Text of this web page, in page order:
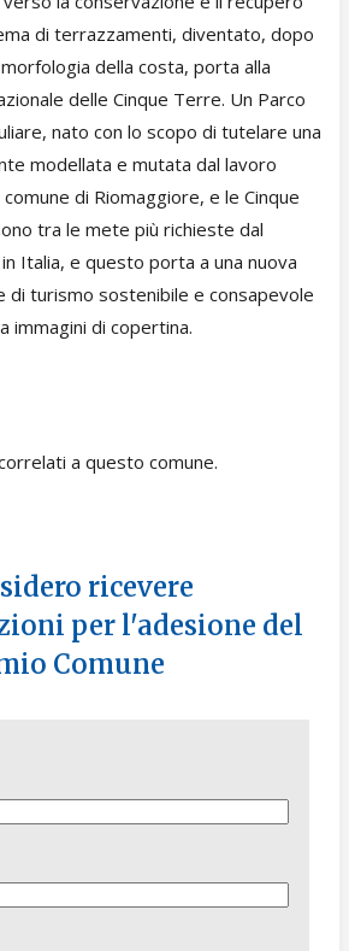
di terrazzamenti, diventato, dopo
della costa, porta alla
delle Cinque Terre. Un Parco
nato con lo scopo di tutelare una
modellata e mutata dal lavoro
comune di Riomaggiore, e le Cinque
tra le mete più richieste dal
Italia, e questo porta a una nuova
di turismo sostenibile e consapevole
immagini di copertina.
a questo comune.
ricevere
per l'adesione del
Comune